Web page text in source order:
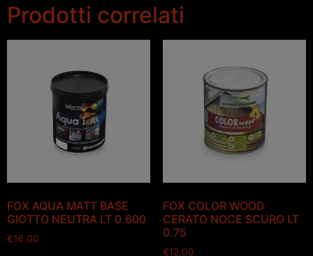
Prodotti correlati
FOX AQUA MATT BASE
GIOTTO NEUTRA LT 0.600
€16.00
FOX COLOR WOOD
CERATO NOCE SCURO LT
0.75
€12.00